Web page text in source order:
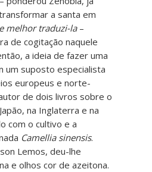
a santa em
melhor traduzi-la–
de cogitação naquele
a ideia de fazer uma
um suposto especialista
europeus e norte-
de dois livros sobre o
na Inglaterra e na
com o cultivo e a
Camellia sinensis.
Lemos, deu-lhe
e olhos cor de azeitona.